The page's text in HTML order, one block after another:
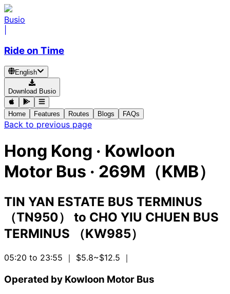
Busio
Ride on Time
English
Download Busio
Home Features Routes Blogs FAQs
Back to previous page
Hong Kong · Kowloon
Motor Bus · 269M（KMB）
TIN YAN ESTATE BUS TERMINUS
（TN950）
to CHO YIU CHUEN BUS
TERMINUS （KW985）
05:20 to 23:55 ｜ $5.8~$12.5 ｜
Operated by Kowloon Motor Bus